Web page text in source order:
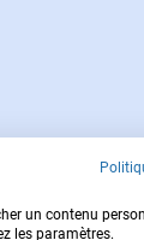
un contenu
les paramètres.